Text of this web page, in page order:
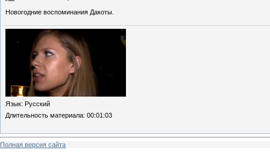
Новогодние воспоминания Дакоты.
Язык: Русский
Длительность материала: 00:01:03
Полная версия сайта